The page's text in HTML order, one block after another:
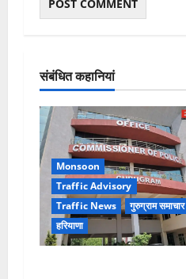
संबंधित कहानियां
Monsoon
Traffic Advisory
Traffic News
गुरुग्राम समाचार
हरियाणा